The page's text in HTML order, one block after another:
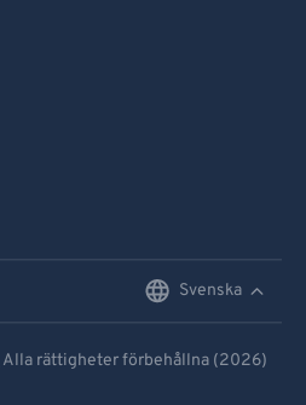
Svenska
Alla rättigheter förbehållna (2026)